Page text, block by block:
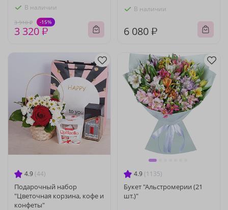
В наличии
3 910 ₽ -15%
3 320 ₽
В наличии
6 080 ₽
4.9 (44)
Подарочный набор
"Цветочная корзина, кофе и
конфеты"
4.9 (1135)
Букет "Альстромерии (21
шт.)"